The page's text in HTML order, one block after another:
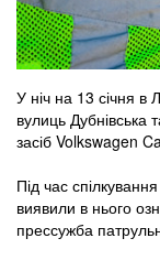
У ніч на 13 січня в
вулиць Дубнівська
засіб Volkswagen
Під час
виявили в нього
прессужба